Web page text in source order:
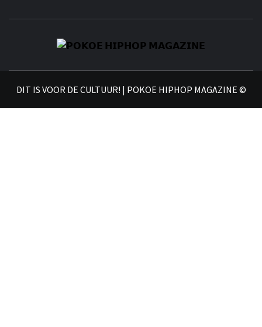
DIT IS VOOR DE CULTUUR! | POKOE HIPHOP MAGAZINE ©